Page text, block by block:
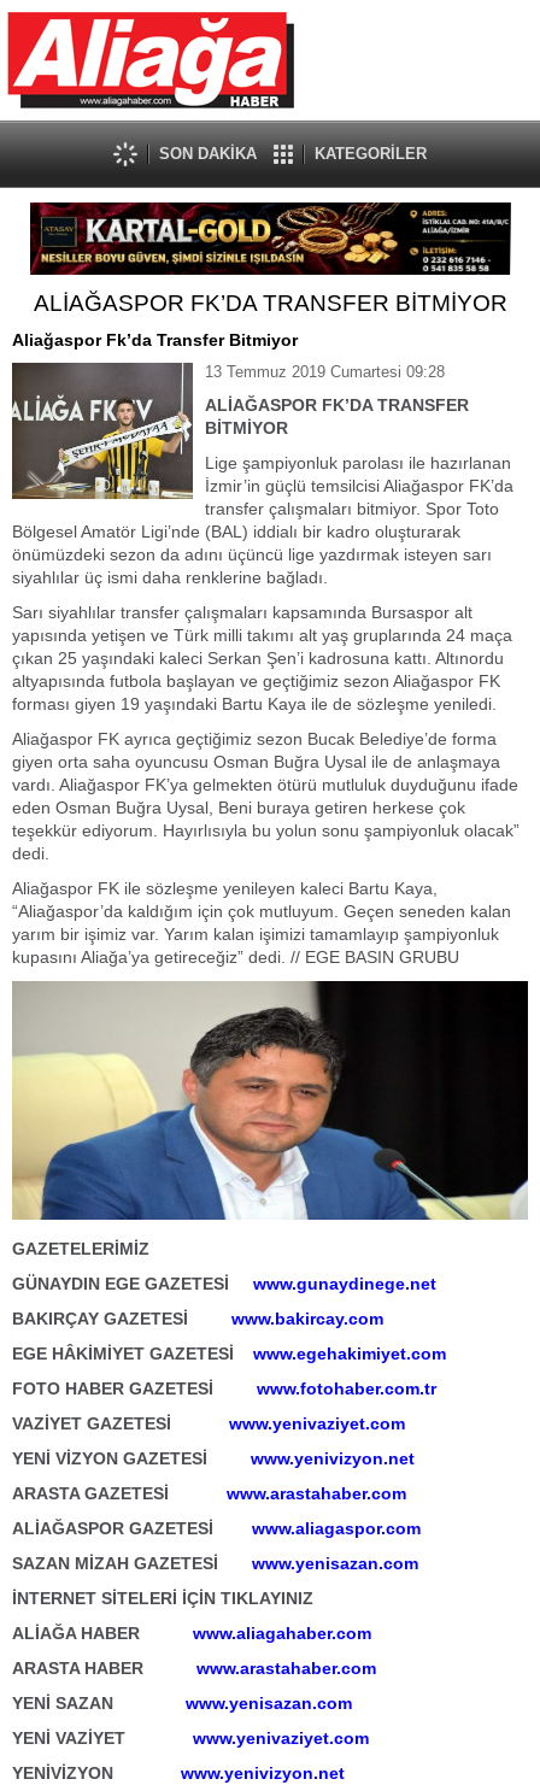
SON DAKİKA KATEGORİLER
ALİAĞASPOR FK’DA TRANSFER BİTMİYOR
Aliağaspor Fk’da Transfer Bitmiyor
13 Temmuz 2019 Cumartesi 09:28
ALİAĞASPOR FK’DA TRANSFER
BİTMİYOR
Lige şampiyonluk parolası ile hazırlanan
İzmir’in güçlü temsilcisi Aliağaspor FK’da
transfer çalışmaları bitmiyor. Spor Toto
Bölgesel Amatör Ligi’nde (BAL) iddialı bir kadro oluşturarak
önümüzdeki sezon da adını üçüncü lige yazdırmak isteyen sarı
siyahlılar üç ismi daha renklerine bağladı.
Sarı siyahlılar transfer çalışmaları kapsamında Bursaspor alt
yapısında yetişen ve Türk milli takımı alt yaş gruplarında 24 maça
çıkan 25 yaşındaki kaleci Serkan Şen’i kadrosuna kattı. Altınordu
altyapısında futbola başlayan ve geçtiğimiz sezon Aliağaspor FK
forması giyen 19 yaşındaki Bartu Kaya ile de sözleşme yeniledi.
Aliağaspor FK ayrıca geçtiğimiz sezon Bucak Belediye’de forma
giyen orta saha oyuncusu Osman Buğra Uysal ile de anlaşmaya
vardı. Aliağaspor FK’ya gelmekten ötürü mutluluk duyduğunu ifade
eden Osman Buğra Uysal, Beni buraya getiren herkese çok
teşekkür ediyorum. Hayırlısıyla bu yolun sonu şampiyonluk olacak”
dedi.
Aliağaspor FK ile sözleşme yenileyen kaleci Bartu Kaya,
“Aliağaspor’da kaldığım için çok mutluyum. Geçen seneden kalan
yarım bir işimiz var. Yarım kalan işimizi tamamlayıp şampiyonluk
kupasını Aliağa’ya getireceğiz” dedi. // EGE BASIN GRUBU
GAZETELERİMİZ
GÜNAYDIN EGE GAZETESİ
www.gunaydinege.net
BAKIRÇAY GAZETESİ www.bakircay.com
EGE HÂKİMİYET GAZETESİ
www.egehakimiyet.com
FOTO HABER GAZETESİ
www.fotohaber.com.tr
VAZİYET GAZETESİ www.yenivaziyet.com
YENİ VİZYON GAZETESİ
www.yenivizyon.net
ARASTA GAZETESİ www.arastahaber.com
ALİAĞASPOR GAZETESİ
www.aliagaspor.com
SAZAN MİZAH GAZETESİ
www.yenisazan.com
İNTERNET SİTELERİ İÇİN TIKLAYINIZ
ALİAĞA HABER www.aliagahaber.com
ARASTA HABER www.arastahaber.com
YENİ SAZAN www.yenisazan.com
YENİ VAZİYET www.yenivaziyet.com
YENİVİZYON www.yenivizyon.net